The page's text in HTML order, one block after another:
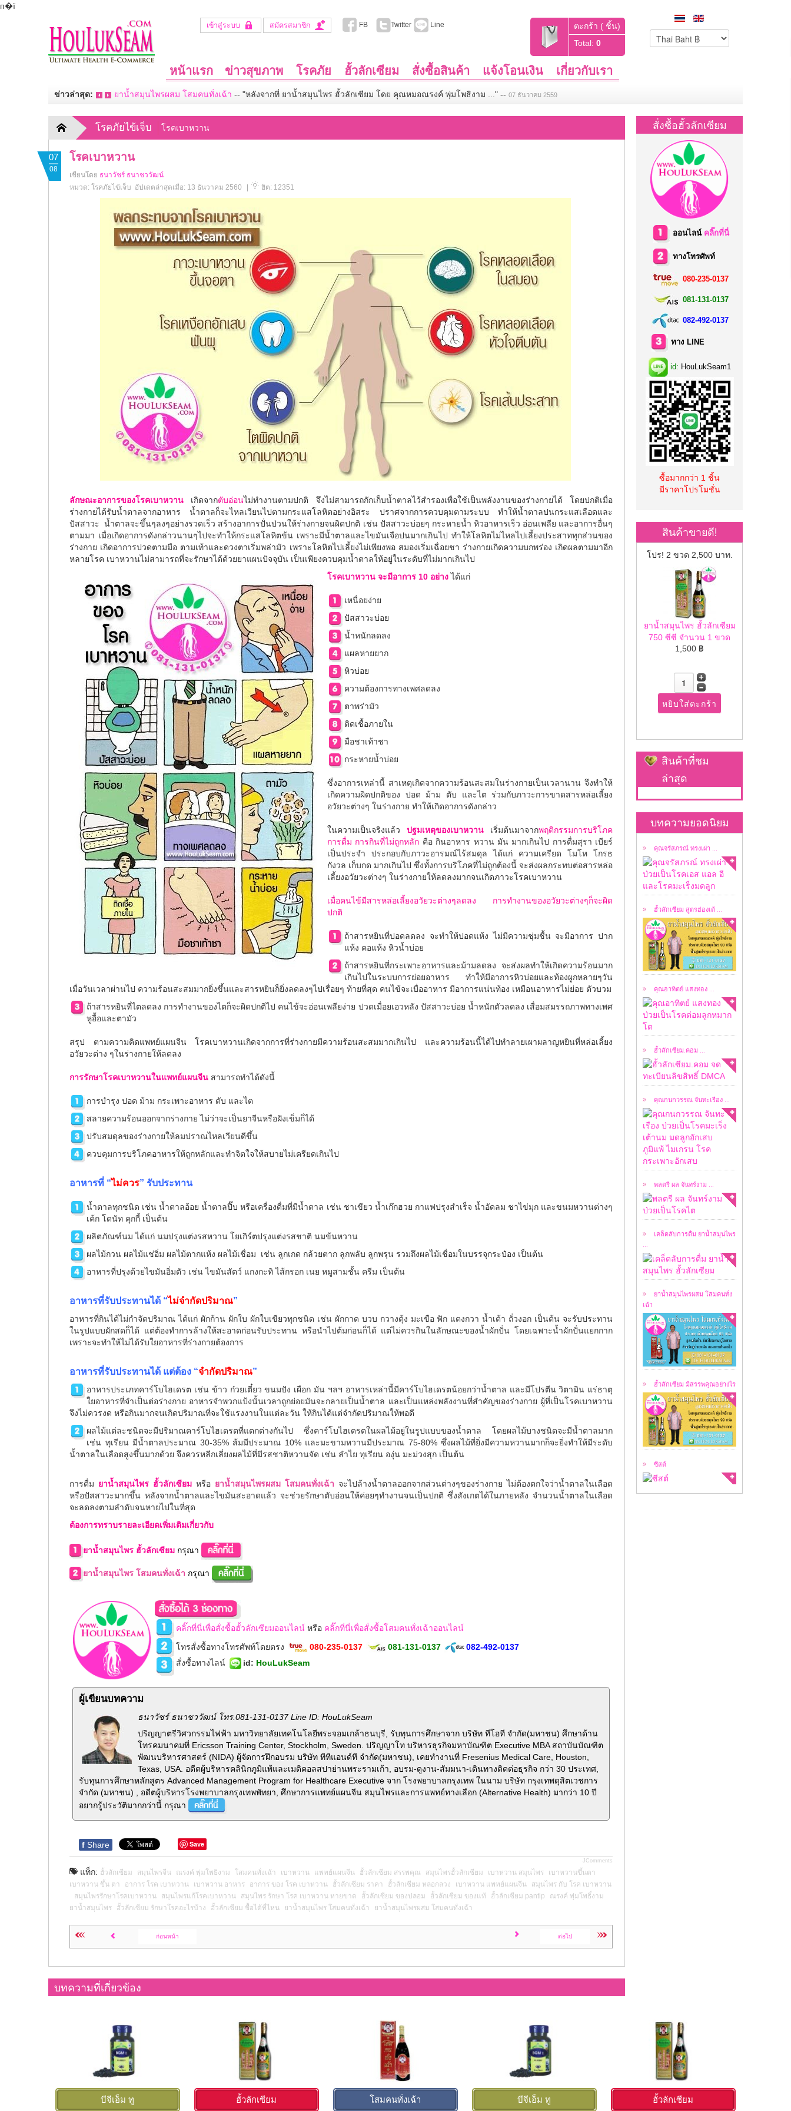
п�ї
เข้าสู่ระบบ สมัครสมาชิก FB Twitter Line
ตะกร้า ( ชิ้น)
Total:0
หน้าแรก ข่าวสุขภาพ โรคภัย ฮั้วลักเซียม สั่งซื้อสินค้า แจ้งโอนเงิน เกี่ยวกับเรา
ข่าวล่าสุด: ยาน้ำสมุนไพรผสม โสมคนทั่งเฉ้า -- "หลังจากที่ ยาน้ำสมุนไพร ฮั้วลักเซียม โดย คุณหมอณรงค์ พุ่มโพธิงาม ..." -- 07 ธันวาคม 2559
โรคภัยไข้เจ็บ โรคเบาหวาน
โรคเบาหวาน
เขียนโดย ธนาวัชร์ ธนาชววัฒน์
หมวด: โรคภัยไข้เจ็บ
07
08
อัปเดตล่าสุดเมื่อ: 13 ธันวาคม 2560 ฮิต: 12351
ลักษณะอาการของโรคเบาหวาน เกิดจากตับอ่อนไม่ทำงานตามปกติ จึงไม่สามารถกักเก็บน้ำตาลไว้สำรองเพื่อใช้เป็นพลังงานของร่างกายได้ โดยปกติเมื่อ
ร่างกายได้รับน้ำตาลจากอาหาร น้ำตาลก็จะไหลเวียนไปตามกระแสโลหิตอย่างอิสระ ปราศจากการควบคุมตามระบบ ทำให้น้ำตาลปนกระแสเลือดและ
ปัสสาวะ น้ำตาลจะขึ้นๆลงๆอย่างรวดเร็ว สร้างอาการปั่นป่วนให้ร่างกายจนผิดปกติ เช่น ปัสสาวะบ่อยๆ กระหายน้ำ หิวอาหารเร็ว อ่อนเพลีย และอาการอื่นๆ
ตามมา เมื่อเกิดอาการดังกล่าวนานๆไปจะทำให้กระแสโลหิตข้น เพราะมีน้ำตาลและไขมันเจือปนมากเกินไป ทำให้โลหิตไม่ไหลไปเลี้ยงประสาททุกส่วนของ
ร่างกาย เกิดอาการปวดตามมือ ตามเท้าและดวงตาเริ่มพล่ามัว เพราะโลหิตไปเลี้ยงไม่เพียงพอ สมองเริ่มเฉื่อยชา ร่างกายเกิดความบกพร่อง เกิดผลตามมาอีก
หลายโรค เบาหวานไม่สามารถที่จะรักษาได้ด้วยยาแผนปัจจุบัน เป็นเพียงควบคุมน้ำตาลให้อยู่ในระดับที่ไม่มากเกินไป
โรคเบาหวาน จะมีอาการ 10 อย่างได้แก่
เหนื่อยง่าย
ปัสสาวะบ่อย
น้ำหนักลดลง
แผลหายยาก
หิวบ่อย
ความต้องการทางเพศลดลง
ตาพร่ามัว
ติดเชื้อภายใน
มือชาเท้าชา
กระหายน้ำบ่อย
ซึ่งอาการเหล่านี้ สาเหตุเกิดจากความร้อนสะสมในร่างกายเป็นเวลานาน จึงทำให้
เกิดความผิดปกติของ ปอด ม้าม ตับ และไต ร่วมกับภาวะการขาดสารหล่อเลี้ยง
อวัยวะต่างๆ ในร่างกาย ทำให้เกิดอาการดังกล่าว
ในความเป็นจริงแล้วปฐมเหตุของเบาหวาน เริ่มต้นมาจากพฤติกรรมการบริโภค
การดื่ม การกินที่ไม่ถูกหลัก คือ กินอาหาร หวาน มัน มากเกินไป การดื่มสุรา เบียร์
เป็นประจำ ประกอบกับภาวะอารมณ์ไร้สมดุล ได้แก่ ความเครียด โมโห โกรธ
กังวล เก็บกด มากเกินไป ซึ่งทั้งการบริโภคที่ไม่ถูกต้องนี้ จะส่งผลกระทบต่อสารหล่อ
เลี้ยงอวัยวะต่างๆ ในร่างกายให้ลดลงมากจนเกิดภาวะโรคเบาหวาน
เมื่อคนไข้มีสารหล่อเลี้ยงอวัยวะต่างๆลดลง การทำงานของอวัยวะต่างๆก็จะผิด
ปกติ
ถ้าสารหยินที่ปอดลดลง จะทำให้ปอดแห้ง ไม่มีความชุ่มชื้น จะมีอาการ ปาก
แห้ง คอแห้ง หิวน้ำบ่อย
ถ้าสารหยินที่กระเพาะอาหารและม้ามลดลง จะส่งผลทำให้เกิดความร้อนมาก
เกินไปในระบบการย่อยอาหาร ทำให้มีอาการหิวบ่อยและท้องผูกหลายๆวัน
เมื่อวันเวลาผ่านไป ความร้อนสะสมมากยิ่งขึ้นและสารหยินก็ยิ่งลดลงๆไปเรื่อยๆ ท้ายที่สุด คนไข้จะเบื่ออาหาร มีอาการแน่นท้อง เหมือนอาหารไม่ย่อย ตัวบวม
ถ้าสารหยินที่ไตลดลง การทำงานของไตก็จะผิดปกติไป คนไข้จะอ่อนเพลียง่าย ปวดเมื่อยเอวหลัง ปัสสาวะบ่อย น้ำหนักตัวลดลง เสื่อมสมรรถภาพทางเพศ
หูอื้อและตามัว
สรุป ตามความคิดแพทย์แผนจีน โรคเบาหวานเกิดจากการที่ร่างกายมีความร้อนสะสมมากเกินไป และความร้อนนี้ได้ไปทำลายเผาผลาญหยินที่หล่อเลี้ยง
อวัยวะต่าง ๆในร่างกายให้ลดลง
การรักษาโรคเบาหวานในแพทย์แผนจีน สามารถทำได้ดังนี้
การบำรุง ปอด ม้าม กระเพาะอาหาร ตับ และไต
สลายความร้อนออกจากร่างกาย ไม่ว่าจะเป็นยาจีนหรือฝังเข็มก็ได้
ปรับสมดุลของร่างกายให้ลมปราณไหลเวียนดีขึ้น
ควบคุมการบริโภคอาหารให้ถูกหลักและทำจิตใจให้สบายไม่เครียดเกินไป
อาหารที่ “ไม่ควร” รับประทาน
น้ำตาลทุกชนิด เช่น น้ำตาลอ้อย น้ำตาลปี๊บ หรือเครื่องดื่มที่มีน้ำตาล เช่น ชาเขียว น้ำเก๊กฮวย กาแฟปรุงสำเร็จ น้ำอัดลม ชาไข่มุก และขนมหวานต่างๆ
เค้ก โดนัท คุกกี้ เป็นต้น
ผลิตภัณฑ์นม ได้แก่ นมปรุงแต่งรสหวาน โยเกิร์ตปรุงแต่งรสชาติ นมข้นหวาน
ผลไม้กวน ผลไม้แช่อิ่ม ผลไม้ตากแห้ง ผลไม้เชื่อม เช่น ลูกเกด กล้วยตาก ลูกพลับ ลูกพรุน รวมถึงผลไม้เชื่อมในบรรจุกระป๋อง เป็นต้น
อาหารที่ปรุงด้วยไขมันอิ่มตัว เช่น ไขมันสัตว์ แกงกะทิ ไส้กรอก เนย หมูสามชั้น ครีม เป็นต้น
อาหารที่รับประทานได้ “ไม่จำกัดปริมาณ”
อาหารที่กินได้ไม่กำจัดปริมาณ ได้แก่ ผักก้าน ผักใบ ผักใบเขียวทุกชนิด เช่น ผักกาด บวบ กวางตุ้ง มะเขือ ฟัก แตงกวา น้ำเต้า ถั่วงอก เป็นต้น จะรับประทาน
ในรูปแบบผักสดก็ได้ แต่ต้องทำการล้างให้สะอาดก่อนรับประทาน หรือนำไปต้มก่อนก็ได้ แต่ไม่ควรกินในลักษณะของน้ำผักปั่น โดยเฉพาะน้ำผักปั่นแยกกาก
เพราะจะทำให้ไม่ได้รับใยอาหารที่ร่างกายต้องการ
อาหารที่รับประทานได้ แต่ต้อง “จำกัดปริมาณ”
อาหารประเภทคาร์โบไฮเดรต เช่น ข้าว ก๋วยเตี๋ยว ขนมปัง เผือก มัน ฯลฯ อาหารเหล่านี้มีคาร์โบไฮเดรตน้อยกว่าน้ำตาล และมีโปรตีน วิตามิน แร่ธาตุ
ใยอาหารที่จำเป็นต่อร่างกาย อาหารจำพวกแป้งนั้นเวลาถูกย่อยมันจะกลายเป็นน้ำตาล และเป็นแหล่งพลังงานที่สำคัญของร่างกาย ผู้ที่เป็นโรคเบาหวาน
จึงไม่ควรงด หรือกินมากจนเกิดปริมาณที่จะใช้แรงงานในแต่ละวัน ให้กินได้แต่จำกัดปริมาณให้พอดี
ผลไม้แต่ละชนิดจะมีปริมาณคาร์โบไฮเดรตที่แตกต่างกันไป ซึ่งคาร์โบไฮเดรตในผลไม้อยู่ในรูปแบบของน้ำตาล โดยผลไม้บางชนิดจะมีน้ำตาลมาก
เช่น ทุเรียน มีน้ำตาลประมาณ 30-35% ส้มมีประมาณ 10% และมะขามหวานมีประมาณ 75-80% ซึ่งผลไม้ที่ยิ่งมีความหวานมากก็จะยิ่งทำให้มีระดับ
น้ำตาลในเลือดสูงขึ้นมากด้วย จึงควรหลีกเลี่ยงผลไม้ที่มีรสชาติหวานจัด เช่น ลำไย ทุเรียน องุ่น มะม่วงสุก เป็นต้น
การดื่ม ยาน้ำสมุนไพร ฮั้วลักเซียม หรือ ยาน้ำสมุนไพรผสม โสมคนทั่งเฉ้า จะไปล้างน้ำตาลออกจากส่วนต่างๆของร่างกาย ไม่ต้องตกใจว่าน้ำตาลในเลือด
หรือปัสสาวะมากขึ้น หลังจากน้ำตาลและไขมันสะอาดแล้ว จะช่วยรักษาตับอ่อนให้ค่อยๆทำงานจนเป็นปกติ ซึ่งสังเกตได้ในภายหลัง จำนวนน้ำตาลในเลือด
จะลดลงตามลำดับจนหายไปในที่สุด
ต้องการทราบรายละเอียดเพิ่มเติมเกี่ยวกับ
ยาน้ำสมุนไพร ฮั้วลักเซียม กรุณา
ยาน้ำสมุนไพร โสมคนทั่งเฉ้า กรุณา
คลิ๊กที่นี่เพื่อสั่งซื้อฮั้วลักเซียมออนไลน์ หรือ คลิ๊กที่นี่เพื่อสั่งซื้อโสมคนทั่งเฉ้าออนไลน์
โทรสั่งซื้อทางโทรศัพท์โดยตรง
080-235-0137 081-131-0137
082-492-0137
สั่งซื้อทางไลน์
id: HouLukSeam
ผู้เขียนบทความ
ธนาวัชร์ ธนาชววัฒน์ โทร.081-131-0137 Line ID: HouLukSeam
ปริญญาตรีวิศวกรรมไฟฟ้า มหาวิทยาลัยเทคโนโลยีพระจอมเกล้าธนบุรี, รับทุนการศึกษาจาก บริษัท ทีโอที จำกัด(มหาชน) ศึกษาด้าน
โทรคมนาคมที่ Ericsson Training Center, Stockholm, Sweden. ปริญญาโท บริหารธุรกิจมหาบัณฑิต Executive MBA สถาบันบัณฑิต
พัฒนบริหารศาสตร์ (NIDA) ผู้จัดการฝึกอบรม บริษัท ทีทีแอนด์ที จำกัด(มหาชน), เคยทำงานที่ Fresenius Medical Care, Houston,
Texas, USA. อดีตผู้บริหารคลินิกภูมิแพ้และเมดิคอลสปาย่านพระรามเก้า, อบรม-ดูงาน-สัมมนา-เดินทางติดต่อธุรกิจ กว่า 30 ประเทศ,
รับทุนการศึกษาหลักสูตร Advanced Management Program for Healthcare Executive จาก โรงพยาบาลกรุงเทพ ในนาม บริษัท กรุงเทพดุสิตเวชการ
จำกัด (มหาชน) , อดีตผู้บริหารโรงพยาบาลกรุงเทพพัทยา, ศึกษาการแพทย์แผนจีน สมุนไพรและการแพทย์ทางเลือก (Alternative Health) มากว่า 10 ปี
อยากรู้ประวัติมากกว่านี้ กรุณา
f Share Save
JComments
แท็ก: ฮั้วลักเซียม สมุนไพรจีน ณรงค์ พุ่มโพธิงาม โสมคนทั่งเฉ้า เบาหวาน แพทย์แผนจีน ฮั้วลักเซียม สรรพคุณ สมุนไพรฮั้วลักเซียม เบาหวาน สมุนไพร
เบาหวานขึ้นตา
เบาหวาน ขึ้น ตา
อาการ โรค เบาหวาน เบาหวาน อาหาร อาการ ของ โรค เบาหวาน ฮั้วลักเซียม ราคา ฮั้วลักเซียม หลอกลวง เบาหวาน แพทย์แผนจีน
สมุนไพร กับ โรค เบาหวาน
สมุนไพรรักษาโรคเบาหวาน
สมุนไพรแก้โรคเบาหวาน สมุนไพร รักษา โรค เบาหวาน หายขาด ฮั้วลักเซียม ของปลอม ฮั้วลักเซียม ของแท้ ฮั้วลักเซียม pantip
ณรงค์ พุ่มโพธิ์งาม
ยาน้ำสมุนไพร
ฮั้วลักเซียม รักษาโรคอะไรบ้าง ฮั้วลักเซียม ซื้อได้ที่ไหน ยาน้ำสมุนไพร โสมคนทั่งเฉ้า ยาน้ำสมุนไพรผสม โสมคนทั่งเฉ้า
ก่อนหน้า ต่อไป
บทความที่เกี่ยวข้อง
สั่งซื้อฮั้วลักเซียม
ออนไลน์ คลิ๊กที่นี่
ทางโทรศัพท์
080-235-0137
081-131-0137
082-492-0137
ทาง LINE
id: HouLukSeam1
ซื้อมากกว่า 1 ชิ้น
มีราคาโปรโมชั่น
สินค้าขายดี!
โปร! 2 ขวด 2,500 บาท.
ยาน้ำสมุนไพร ฮั้วลักเซียม
750 ซีซี จำนวน 1 ขวด
1,500 ฿
สินค้าที่ชม
ล่าสุด
บทความยอดนิยม
คุณจรัสภรณ์ ทรงเผ่า ...
ป่วยเป็นโรคเอส แอล อี
ฮั้วลักเซียม สูตรฮ่องเต้ ...
เป็น ยาน้ำสมุนไพร
สูตรต้นตำรับฮ่องเต้ ...
คุณอาทิตย์ แสงทอง ...
อาทิตย์ แสงทอง ป่วย
เป็นโรคต่อมลูกหมาก
โต ...
ฮั้วลักเซียม.คอม ...
ลิขสิทธิ์ผมชื่อ ธนาวัชร์
ธนาชววัฒน์ ...
คุณกนกวรรณ จันทะเรือง ...
เคสผู้ป่วยวันนี้ ผมขอ
อนุญาตให้ชมคลิปการ
สัมภาษณ์ ...
พลตรี ผล จันทร์งาม ...
เคสผู้ป่วยวันนี้ ผมขอ
อนุญาตให้ชมคลิปการ
สัมภาษณ์ ...
เคล็ดลับการดื่ม ยาน้ำสมุนไพร
...
เคล็ดลับในการดื่มยา
น้ำสมุนไพร ฮั้วลักเซียม
ยาน้ำสมุนไพรผสม โสมคนทั่ง
เฉ้า
หลังจากที่ ยาน้ำ
สมุนไพร ฮั้วลักเซียม
ฮั้วลักเซียม มีสรรพคุณอย่างไร
ฮั้วลักเซียม คือ
สมุนไพร 99 ชนิด ...
ซีสต์
สาเหตุของการเกิดซีสต์
ซีสต์ คือ ...
บีจีเอ็ม ทู ฮั้วลักเซียม โสมคนทั่งเฉ้า บีจีเอ็ม ทู ฮั้วลักเซียม